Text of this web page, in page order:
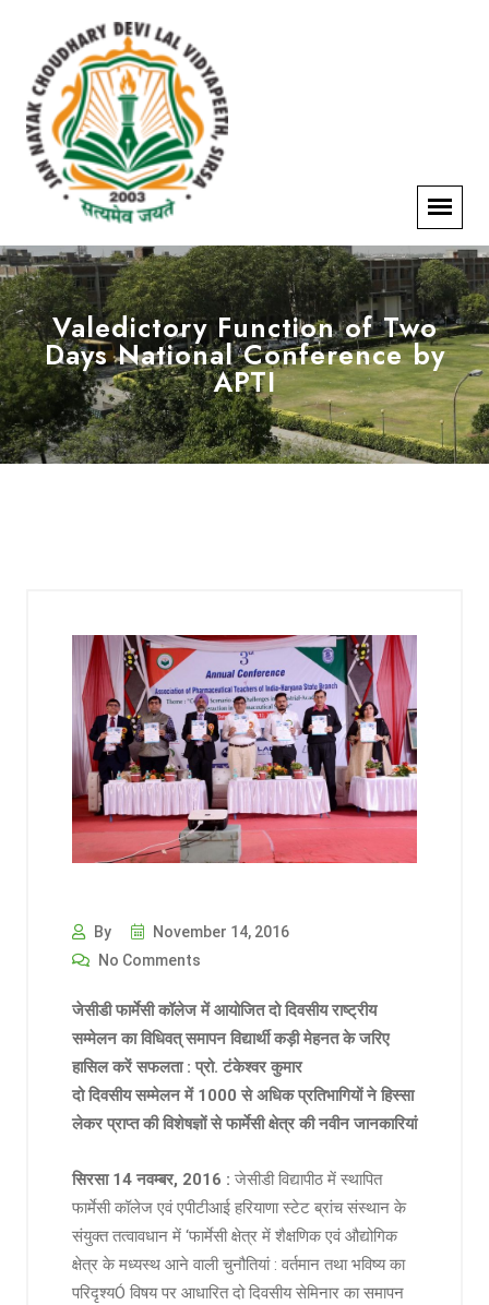
Valedictory Function of Two
Days National Conference by
APTI
By
November 14, 2016
No Comments
जेसीडी फार्मेसी कॉलेज में आयोजित दो दिवसीय राष्ट्रीय
सम्मेलन का विधिवत् समापन विद्यार्थी कड़ी मेहनत के जरिए
हासिल करें सफलता : प्रो. टंकेश्वर कुमार
दो दिवसीय सम्मेलन में 1000 से अधिक प्रतिभागियों ने हिस्सा
लेकर प्राप्त की विशेषज्ञों से फार्मेसी क्षेत्र की नवीन जानकारियां
सिरसा 1​4​ नवम्बर, 2016 : जेसीडी विद्यापीठ में स्थापित
फार्मेसी कॉलेज एवं एपीटीआई हरियाणा स्टेट ब्रांच संस्थान के
संयुक्त तत्वावधान में ‘फार्मेसी क्षेत्र में शैक्षणिक एवं औद्योगिक
क्षेत्र के मध्यस्थ आने वाली चुनौतियां : वर्तमान तथा भविष्य का
परिदृश्यÓ विषय पर आधारित दो दिवसीय सेमिनार का समापन